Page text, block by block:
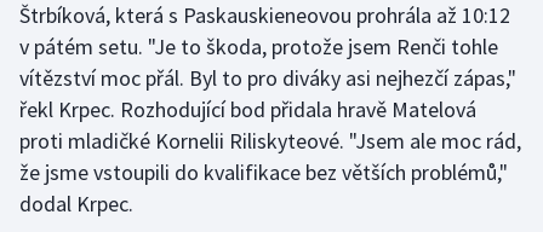
Sportovní střelba
Stolní tenis
Triatlon
Veslování
Štrbíková, která s Paskauskieneovou prohrála až 10:12
v pátém setu. "Je to škoda, protože jsem Renči tohle
vítězství moc přál. Byl to pro diváky asi nejhezčí zápas,"
řekl Krpec. Rozhodující bod přidala hravě Matelová
proti mladičké Kornelii Riliskyteové. "Jsem ale moc rád,
že jsme vstoupili do kvalifikace bez větších problémů,"
dodal Krpec.